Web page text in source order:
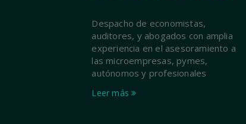
Despacho de economistas,
auditores, y abogados con amplia
experiencia en el asesoramiento a
las microempresas, pymes,
autónomos y profesionales
Leer más